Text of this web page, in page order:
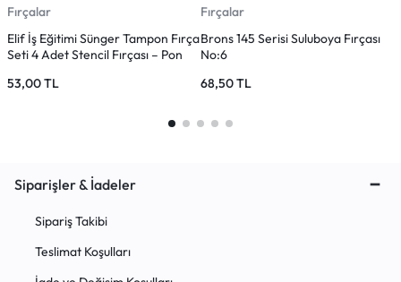
Fırçalar
Elif İş Eğitimi Sünger Tampon Fırça
Seti 4 Adet Stencil Fırçası – Pon
53,00TL
Fırçalar
Brons 145 Serisi Suluboya Fırçası
No:6
68,50TL
Siparişler & İadeler
Sipariş Takibi
Teslimat Koşulları